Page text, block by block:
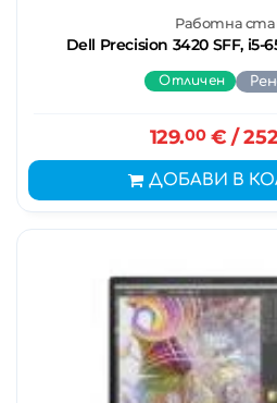
Работна
Dell Precision 3420 SFF, i5-
Отличен
129.00€ /
ДОБАВИ В